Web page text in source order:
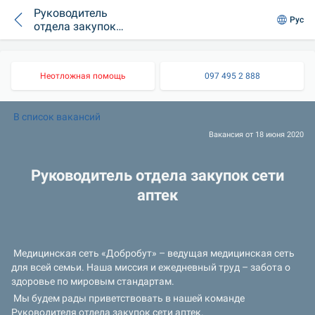
Руководитель
отдела закупок
сети аптек
Рус
Неотложная помощь 097 495 2 888
В список вакансий
Вакансия от 18 июня 2020
аптек
для всей семьи. Наша миссия и ежедневный труд – забота о
здоровье по мировым стандартам.
Руководителя отдела закупок сети аптек.